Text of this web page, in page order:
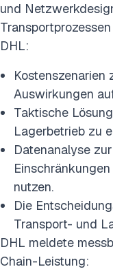
und
DHL:
Kostenszenarien
Auswirkungen
Taktische
Lagerbetrieb zu
Datenanalyse
nutzen.
Die
Transport- und
DHL meldete
Chain-Leistung: